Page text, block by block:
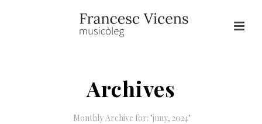
Archives
Monthly Archive for: "juny, 2024"